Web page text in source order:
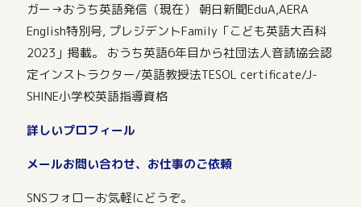
ガー→おうち英語発信（現在） 朝日新聞EduA,AERA
English特別号, プレジデントFamily「こども英語大百科
2023」掲載。 おうち英語6年目から社団法人音読協会認
定インストラクター/英語教授法TESOL certificate/J-
SHINE小学校英語指導資格
詳しいプロフィール
メールお問い合わせ、お仕事のご依頼
SNSフォローお気軽にどうぞ。